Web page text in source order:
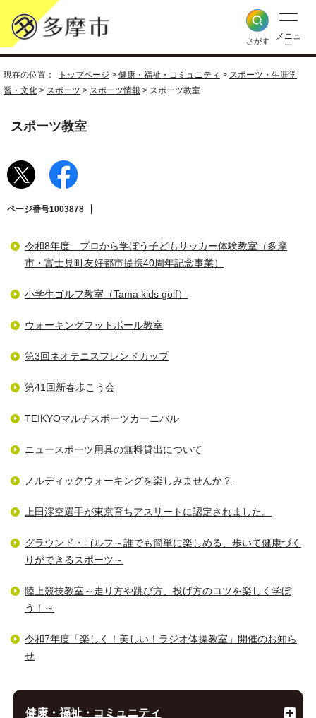
さがす
メニュ
ー
現在の位置： トップページ > 健康・福祉・コミュニティ > スポーツ・生涯学
習・文化 > スポーツ > スポーツ情報 > スポーツ教室
スポーツ教室
ページ番号1003878
令和8年度 プロから学ぼう子どもサッカー体験教室（多摩
市・富士見町友好都市提携40周年記念事業）
小学生ゴルフ教室（Tama kids golf）
ウォーキングフットボール教室
第3回ネオテニスフレンドカップ
第41回新春歩こう会
TEIKYOマルチスポーツカーニバル
ニュースポーツ用具の無料貸出について
ノルディックウォーキングを楽しみませんか？
上田澪空選手が東京育ちアスリートに認定されました。
グラウンド・ゴルフ～誰でも簡単に楽しめる、歩いて健康づく
りができるスポーツ～
陸上競技教室～走り方や跳び方、投げ方のコツを楽しく学ぼ
う！～
令和7年度「楽しく！美しい！ラジオ体操教室」開催のお知ら
せ
健康・福祉・コミュニティ